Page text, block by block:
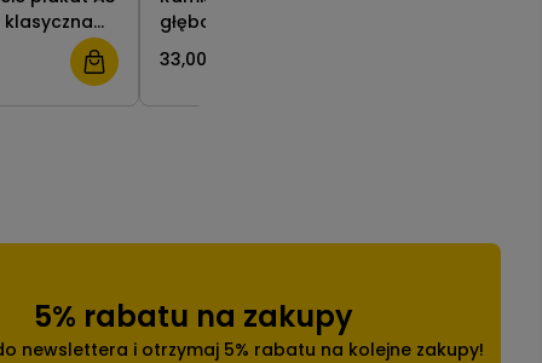
klasyczna
głęboka na zdjęcie pamiątki
bukiety ( 20x25 ) biała z
passe-partout
33,00 zł
5% rabatu na zakupy
newslettera i otrzymaj 5% rabatu na kolejne zakupy!